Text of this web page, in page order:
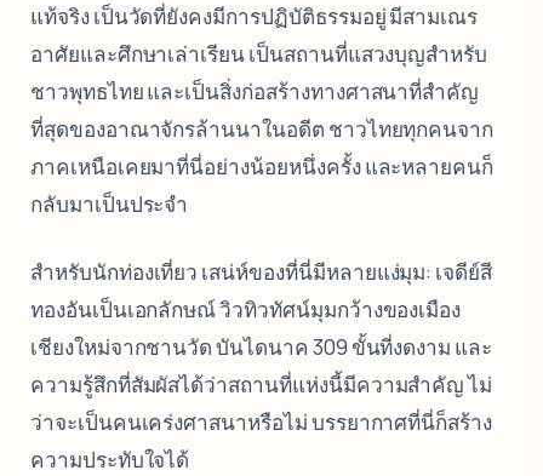
แท้จริง เป็นวัดที่ยังคงมีการปฏิบัติธรรมอยู่ มีสามเณร
อาศัยและศึกษาเล่าเรียน เป็นสถานที่แสวงบุญสำหรับ
ชาวพุทธไทย และเป็นสิ่งก่อสร้างทางศาสนาที่สำคัญ
ที่สุดของอาณาจักรล้านนาในอดีต ชาวไทยทุกคนจาก
ภาคเหนือเคยมาที่นี่อย่างน้อยหนึ่งครั้ง และหลายคนก็
กลับมาเป็นประจำ
สำหรับนักท่องเที่ยว เสน่ห์ของที่นี่มีหลายแง่มุม: เจดีย์สี
ทองอันเป็นเอกลักษณ์ วิวทิวทัศน์มุมกว้างของเมือง
เชียงใหม่จากชานวัด บันไดนาค 309 ขั้นที่งดงาม และ
ความรู้สึกที่สัมผัสได้ว่าสถานที่แห่งนี้มีความสำคัญ ไม่
ว่าจะเป็นคนเคร่งศาสนาหรือไม่ บรรยากาศที่นี่ก็สร้าง
ความประทับใจได้